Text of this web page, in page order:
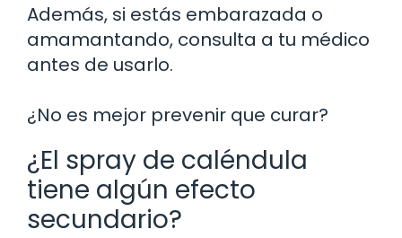
Además, si estás embarazada o
amamantando, consulta a tu médico
antes de usarlo.
¿No es mejor prevenir que curar?
¿El spray de caléndula
tiene algún efecto
secundario?